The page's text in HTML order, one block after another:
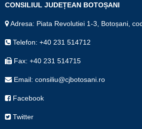
CONSILIUL JUDEȚEAN BOTOȘANI
Adresa: Piata Revolutiei 1-3, Botoșani,
Telefon: +40 231 514712
Fax: +40 231 514715
Email: consiliu@cjbotosani.ro
Facebook
Twitter